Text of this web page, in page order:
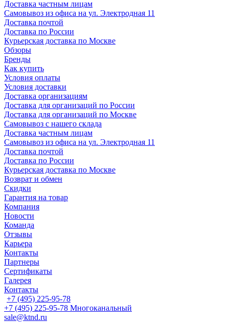
Доставка частным лицам
Самовывоз из офиса на ул. Электродная 11
Доставка почтой
Доставка по России
Курьерская доставка по Москве
Обзоры
Бренды
Как купить
Условия оплаты
Условия доставки
Доставка организациям
Доставка для организаций по России
Доставка для организаций по Москве
Самовывоз с нашего склада
Доставка частным лицам
Самовывоз из офиса на ул. Электродная 11
Доставка почтой
Доставка по России
Курьерская доставка по Москве
Возврат и обмен
Скидки
Гарантия на товар
Компания
Новости
Команда
Отзывы
Карьера
Контакты
Партнеры
Сертификаты
Галерея
Контакты
+7 (495) 225-95-78
+7 (495) 225-95-78 Многоканальный
sale@ktnd.ru